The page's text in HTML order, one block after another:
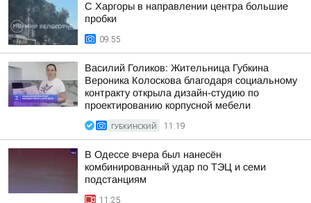
С Харгоры в направлении центра большие
пробки
09:55
Василий Голиков: Жительница Губкина
Вероника Колоскова благодаря социальному
контракту открыла дизайн-студию по
проектированию корпусной мебели
ГУБКИНСКИЙ 11:19
В Одессе вчера был нанесён
комбинированный удар по ТЭЦ и семи
подстанциям
11:25